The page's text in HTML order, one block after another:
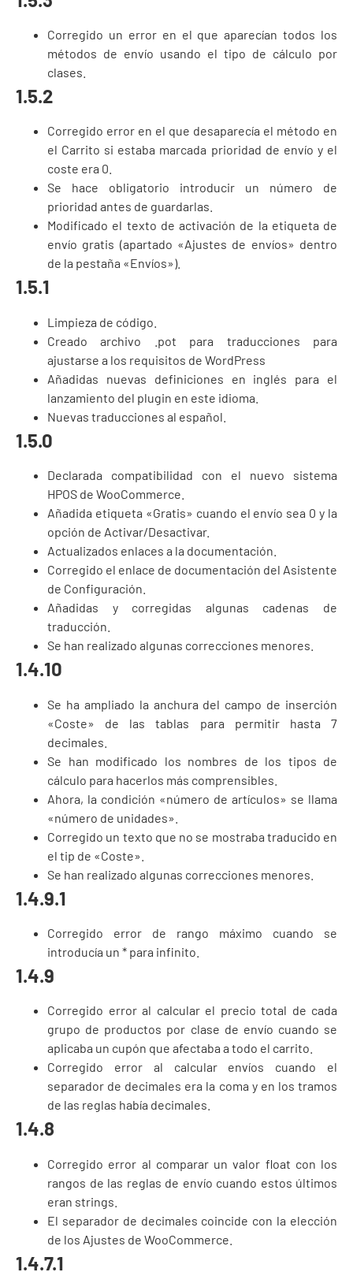
Corregido un error en el que aparecían todos los
métodos de envío usando el tipo de cálculo por
clases.
1.5.2
Corregido error en el que desaparecía el método en
el Carrito si estaba marcada prioridad de envío y el
coste era 0.
Se hace obligatorio introducir un número de
prioridad antes de guardarlas.
Modificado el texto de activación de la etiqueta de
envío gratis (apartado «Ajustes de envíos» dentro
de la pestaña «Envíos»).
1.5.1
Limpieza de código.
Creado archivo .pot para traducciones para
ajustarse a los requisitos de WordPress
Añadidas nuevas definiciones en inglés para el
lanzamiento del plugin en este idioma.
Nuevas traducciones al español.
1.5.0
Declarada compatibilidad con el nuevo sistema
HPOS de WooCommerce.
Añadida etiqueta «Gratis» cuando el envío sea 0 y la
opción de Activar/Desactivar.
Actualizados enlaces a la documentación.
Corregido el enlace de documentación del Asistente
de Configuración.
Añadidas y corregidas algunas cadenas de
traducción.
Se han realizado algunas correcciones menores.
1.4.10
Se ha ampliado la anchura del campo de inserción
«Coste» de las tablas para permitir hasta 7
decimales.
Se han modificado los nombres de los tipos de
cálculo para hacerlos más comprensibles.
Ahora, la condición «número de artículos» se llama
«número de unidades».
Corregido un texto que no se mostraba traducido en
el tip de «Coste».
Se han realizado algunas correcciones menores.
1.4.9.1
Corregido error de rango máximo cuando se
introducía un * para infinito.
1.4.9
Corregido error al calcular el precio total de cada
grupo de productos por clase de envío cuando se
aplicaba un cupón que afectaba a todo el carrito.
Corregido error al calcular envíos cuando el
separador de decimales era la coma y en los tramos
de las reglas había decimales.
1.4.8
Corregido error al comparar un valor float con los
rangos de las reglas de envío cuando estos últimos
eran strings.
El separador de decimales coincide con la elección
de los Ajustes de WooCommerce.
1.4.7.1